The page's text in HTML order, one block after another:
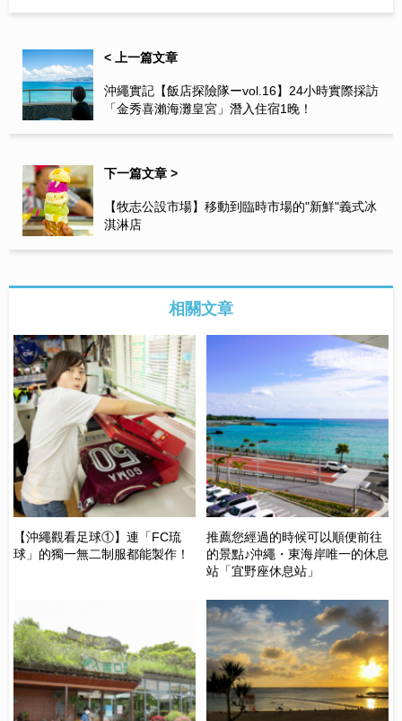
< 上一篇文章
沖繩實記【飯店探險隊ーvol.16】24小時實際採訪
「金秀喜瀨海灘皇宮」潛入住宿1晚！
下一篇文章 >
【牧志公設市場】移動到臨時市場的"新鮮"義式冰
淇淋店
相關文章
【沖繩觀看足球①】連「FC琉
球」的獨一無二制服都能製作！
推薦您經過的時候可以順便前往
的景點♪沖繩・東海岸唯一的休息
站「宜野座休息站」